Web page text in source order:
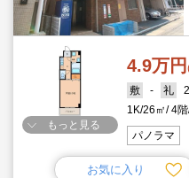
もっと見る
4階
4.9万円
-
1K 26㎡
パノラマ
お気に入り